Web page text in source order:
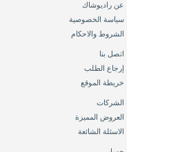
عن راديوشاك
سياسة الخصوصية
الشروط والاحكام
اتصل بنا
إرجاع الطلب
خريطة الموقع
الشركات
العروض المميزة
الاسئلة الشائعة